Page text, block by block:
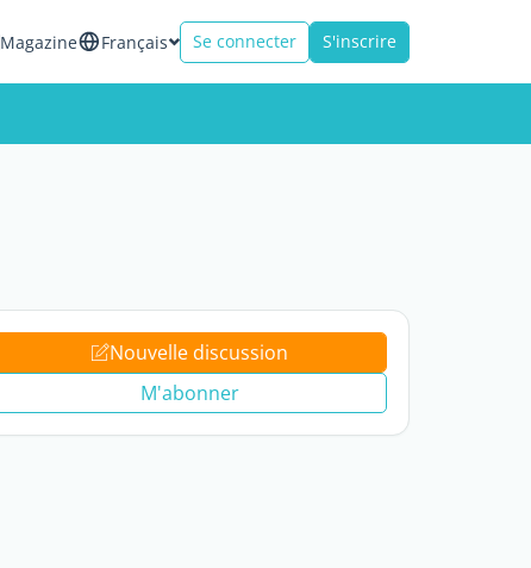
Magazine Français Se connecter S'inscrire
Nouvelle discussion
M'abonner